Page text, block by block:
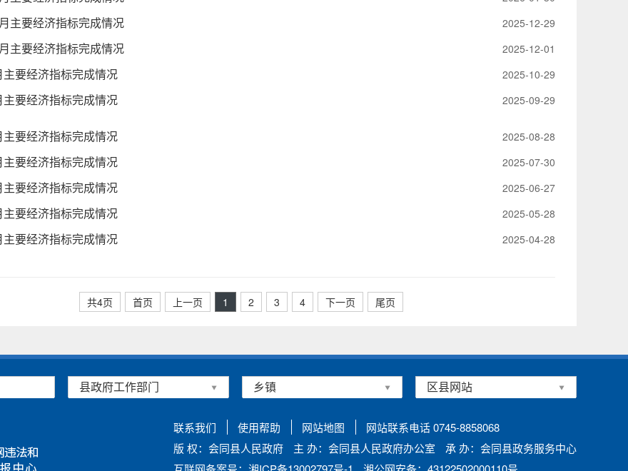
主要经济指标完成情况 2025-12-29
主要经济指标完成情况 2025-12-01
要经济指标完成情况 2025-10-29
要经济指标完成情况 2025-09-29
要经济指标完成情况 2025-08-28
要经济指标完成情况 2025-07-30
要经济指标完成情况 2025-06-27
要经济指标完成情况 2025-05-28
要经济指标完成情况 2025-04-28
共4页 首页 上一页 1 2 3 4 下一页 尾页
联系我们 使用帮助 网站地图
网站联系电话 0745-8858068
版 权：会同县人民政府
主 办：会同县人民政府办公室
承 办：会同县政务服务中心